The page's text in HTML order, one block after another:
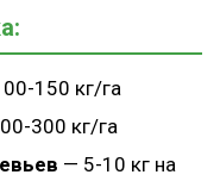
150 кг/га
300 кг/га
— 5-10 кг на